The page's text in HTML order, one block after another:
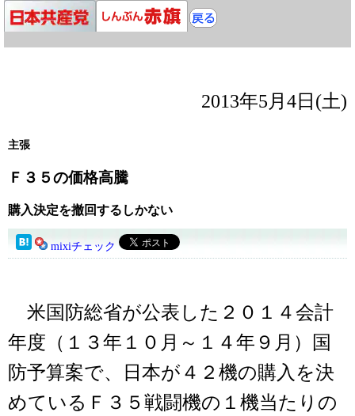
2013年5月4日(土)
主張
Ｆ３５の価格高騰
購入決定を撤回するしかない
mixiチェック
米国防総省が公表した２０１４会計
年度（１３年１０月～１４年９月）国
防予算案で、日本が４２機の購入を決
めているＦ３５戦闘機の１機当たりの